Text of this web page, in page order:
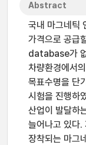
Abstract
국내 마그네틱
가격으로 공급
database가 없
차량환경에서
목표수명을 단
시험을 진행하
산업이 발달하
늘어나고 있다.
장착되는 마그